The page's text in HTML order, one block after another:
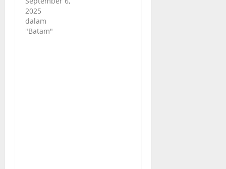
2025
dalam
"Batam"